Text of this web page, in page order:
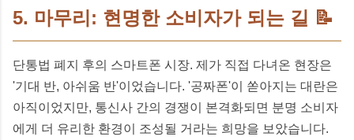
5. 마무리: 현명한 소비자가 되는 길 📝
단통법 폐지 후의 스마트폰 시장. 제가 직접 다녀온 현장은
'기대 반, 아쉬움 반'이었습니다. '공짜폰'이 쏟아지는 대란은
아직이었지만, 통신사 간의 경쟁이 본격화되면 분명 소비자
에게 더 유리한 환경이 조성될 거라는 희망을 보았습니다.